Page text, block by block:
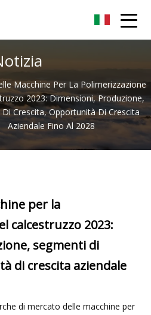
Macchine Per La Polimerizzazione
2023: Dimensioni, Produzione,
Crescita, Opportunità Di Crescita
Aziendale Fino Al 2028
per la
calcestruzzo 2023:
segmenti di
di crescita aziendale
di mercato delle macchine per